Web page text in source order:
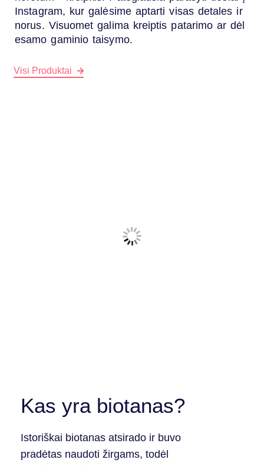
Instagram, kur galėsime aptarti visas detales ir
norus. Visuomet galima kreiptis patarimo ar dėl
esamo gaminio taisymo.
Visi Produktai
Kas yra biotanas?
Istoriškai biotanas atsirado ir buvo
pradėtas naudoti žirgams, todėl